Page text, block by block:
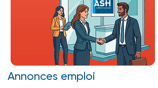
Annonces emploi